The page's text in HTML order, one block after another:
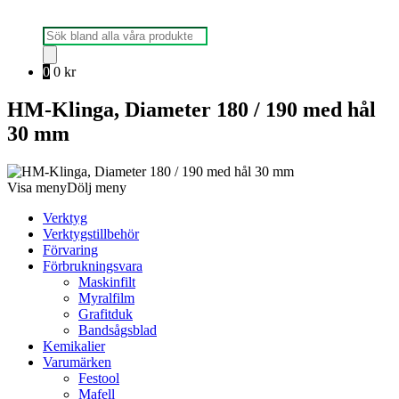
Produktsökning
0 0 kr
HM-Klinga, Diameter 180 / 190 med hål
30 mm
Visa menyDölj meny
Verktyg
Verktygstillbehör
Förvaring
Förbrukningsvara
Maskinfilt
Myralfilm
Grafitduk
Bandsågsblad
Kemikalier
Varumärken
Festool
Mafell